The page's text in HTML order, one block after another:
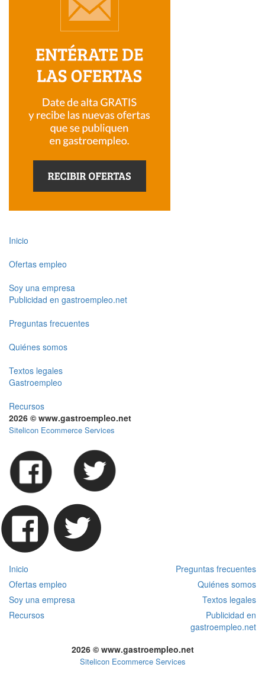
Inicio
Ofertas empleo
Soy una empresa
Publicidad en gastroempleo.net
Preguntas frecuentes
Quiénes somos
Textos legales
Gastroempleo
Recursos
2026 © www.gastroempleo.net
Sitelicon Ecommerce Services
Inicio
Preguntas frecuentes
Ofertas empleo
Quiénes somos
Soy una empresa
Textos legales
Recursos
Publicidad en
gastroempleo.net
2026 © www.gastroempleo.net
Sitelicon Ecommerce Services